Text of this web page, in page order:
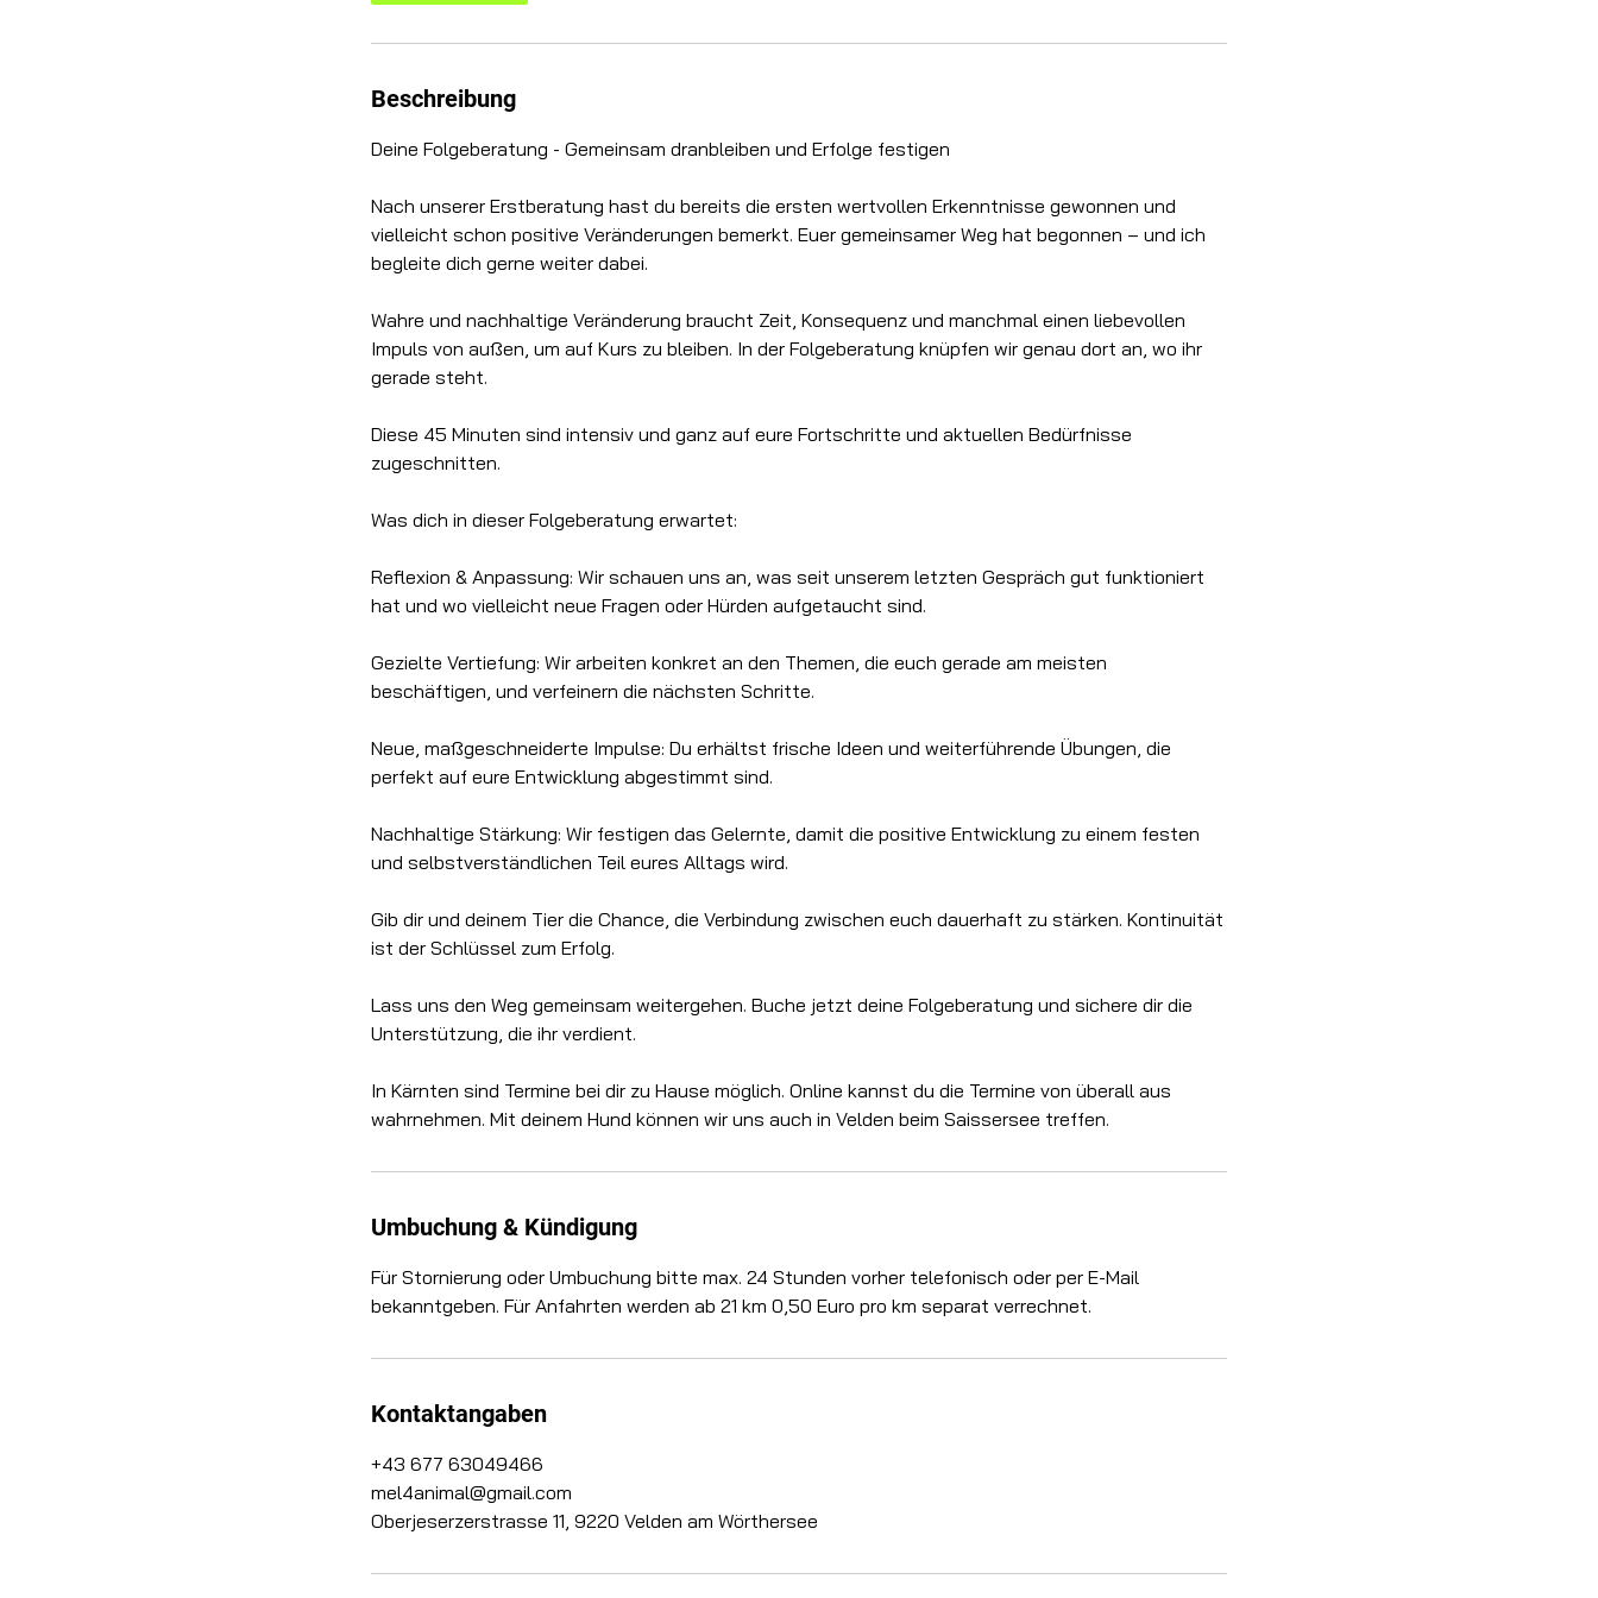
Beschreibung
Deine Folgeberatung - Gemeinsam dranbleiben und Erfolge festigen
Nach unserer Erstberatung hast du bereits die ersten wertvollen Erkenntnisse gewonnen und
vielleicht schon positive Veränderungen bemerkt. Euer gemeinsamer Weg hat begonnen – und ich
begleite dich gerne weiter dabei.
Wahre und nachhaltige Veränderung braucht Zeit, Konsequenz und manchmal einen liebevollen
Impuls von außen, um auf Kurs zu bleiben. In der Folgeberatung knüpfen wir genau dort an, wo ihr
gerade steht.
Diese 45 Minuten sind intensiv und ganz auf eure Fortschritte und aktuellen Bedürfnisse
zugeschnitten.
Was dich in dieser Folgeberatung erwartet:
Reflexion & Anpassung: Wir schauen uns an, was seit unserem letzten Gespräch gut funktioniert
hat und wo vielleicht neue Fragen oder Hürden aufgetaucht sind.
Gezielte Vertiefung: Wir arbeiten konkret an den Themen, die euch gerade am meisten
beschäftigen, und verfeinern die nächsten Schritte.
Neue, maßgeschneiderte Impulse: Du erhältst frische Ideen und weiterführende Übungen, die
perfekt auf eure Entwicklung abgestimmt sind.
Nachhaltige Stärkung: Wir festigen das Gelernte, damit die positive Entwicklung zu einem festen
und selbstverständlichen Teil eures Alltags wird.
Gib dir und deinem Tier die Chance, die Verbindung zwischen euch dauerhaft zu stärken. Kontinuität
ist der Schlüssel zum Erfolg.
Lass uns den Weg gemeinsam weitergehen. Buche jetzt deine Folgeberatung und sichere dir die
Unterstützung, die ihr verdient.
In Kärnten sind Termine bei dir zu Hause möglich. Online kannst du die Termine von überall aus
wahrnehmen. Mit deinem Hund können wir uns auch in Velden beim Saissersee treffen.
Umbuchung & Kündigung
Für Stornierung oder Umbuchung bitte max. 24 Stunden vorher telefonisch oder per E-Mail
bekanntgeben. Für Anfahrten werden ab 21 km 0,50 Euro pro km separat verrechnet.
Kontaktangaben
+43 677 63049466
mel4animal@gmail.com
Oberjeserzerstrasse 11, 9220 Velden am Wörthersee